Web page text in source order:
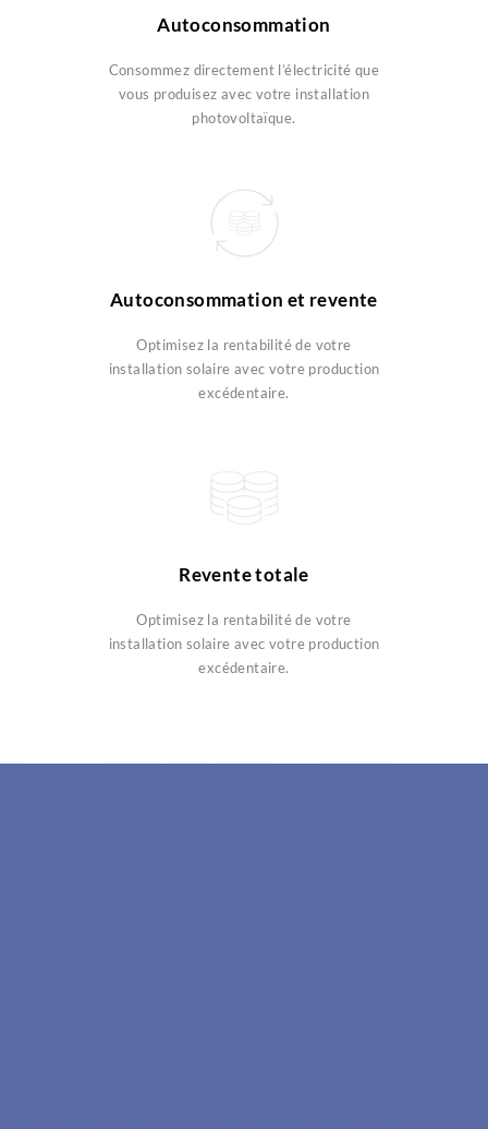
Autoconsommation
Consommez directement l’électricité que
vous produisez avec votre installation
photovoltaïque.
Autoconsommation et revente
Optimisez la rentabilité de votre
installation solaire avec votre production
excédentaire.
Revente totale
Optimisez la rentabilité de votre
installation solaire avec votre production
excédentaire.